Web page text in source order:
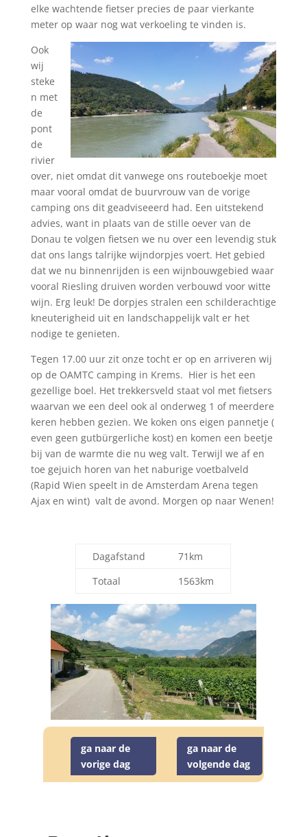
elke wachtende fietser precies de paar vierkante
meter op waar nog wat verkoeling te vinden is.
Ook
wij
steke
n met
de
pont
de
rivier
over, niet omdat dit vanwege ons routeboekje moet
maar vooral omdat de buurvrouw van de vorige
camping ons dit geadviseeerd had. Een uitstekend
advies, want in plaats van de stille oever van de
Donau te volgen fietsen we nu over een levendig stuk
dat ons langs talrijke wijndorpjes voert. Het gebied
dat we nu binnenrijden is een wijnbouwgebied waar
vooral Riesling druiven worden verbouwd voor witte
wijn. Erg leuk! De dorpjes stralen een schilderachtige
kneuterigheid uit en landschappelijk valt er het
nodige te genieten.
Tegen 17.00 uur zit onze tocht er op en arriveren wij
op de OAMTC camping in Krems. Hier is het een
gezellige boel. Het trekkersveld staat vol met fietsers
waarvan we een deel ook al onderweg 1 of meerdere
keren hebben gezien. We koken ons eigen pannetje (
even geen gutbürgerliche kost) en komen een beetje
bij van de warmte die nu weg valt. Terwijl we af en
toe gejuich horen van het naburige voetbalveld
(Rapid Wien speelt in de Amsterdam Arena tegen
Ajax en wint) valt de avond. Morgen op naar Wenen!
Dagafstand
71km
Totaal
1563km
ga naar de
vorige dag
ga naar de
volgende dag